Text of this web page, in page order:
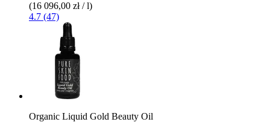
(16 096,00 zł / l)
4.7 (47)
Organic Liquid Gold Beauty Oil